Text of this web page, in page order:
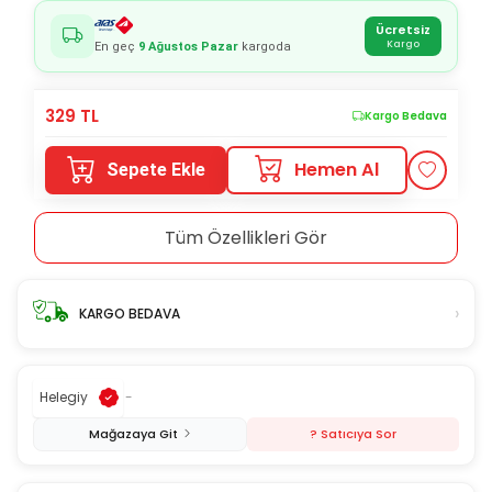
En geç 9 Ağustos Pazar kargoda
Ücretsiz
Kargo
329 TL Kargo Bedava
Sepete Ekle Hemen Al
Tüm Özellikleri Gör
KARGO BEDAVA ›
Helegiy -
Mağazaya Git ? Satıcıya Sor